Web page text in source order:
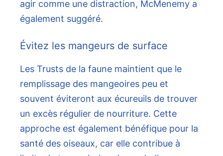
agir comme une distraction, McMenemy a
également suggéré.
Évitez les mangeurs de surface
Les Trusts de la faune maintient que le
remplissage des mangeoires peu et
souvent éviteront aux écureuils de trouver
un excès régulier de nourriture. Cette
approche est également bénéfique pour la
santé des oiseaux, car elle contribue à